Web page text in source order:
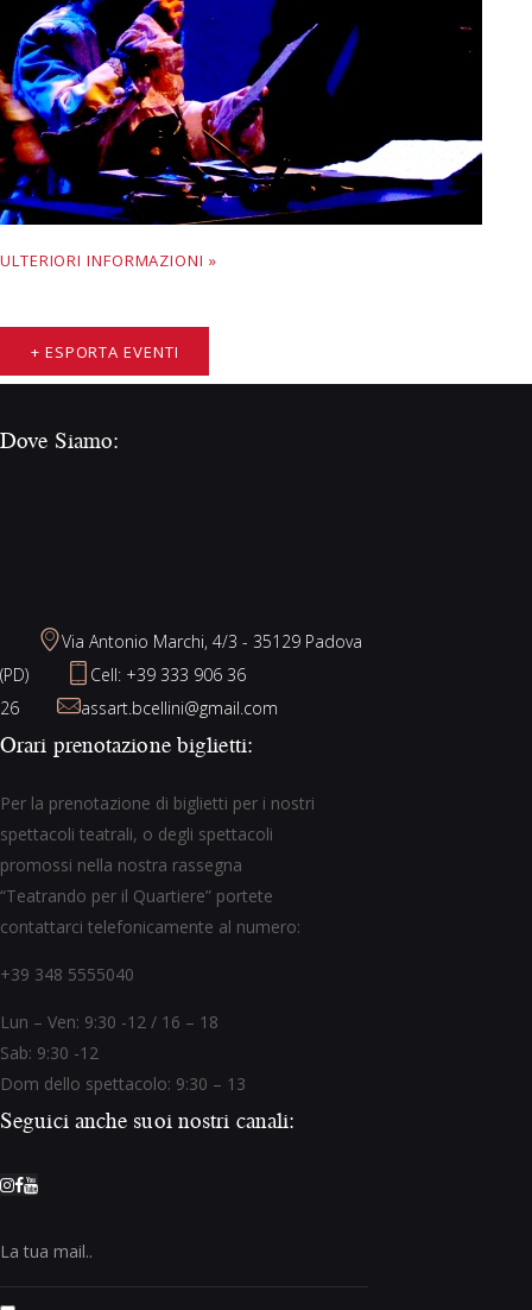
ULTERIORI INFORMAZIONI »
+ ESPORTA EVENTI
Dove Siamo:
Via Antonio Marchi, 4/3 - 35129 Padova
(PD)
Cell: +39 333 906 36
26
assart.bcellini@gmail.com
Orari prenotazione biglietti:
Per la prenotazione di biglietti per i nostri
spettacoli teatrali, o degli spettacoli
promossi nella nostra rassegna
“Teatrando per il Quartiere” portete
contattarci telefonicamente al numero:
+39 348 5555040
Lun – Ven: 9:30 -12 / 16 – 18
Sab: 9:30 -12
Dom dello spettacolo: 9:30 – 13
Seguici anche suoi nostri canali: